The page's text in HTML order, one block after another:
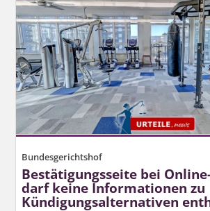
Bundesgerichtshof
Bestätigungsseite bei
darf keine Informationen zu
Kündigungsal­ternativen